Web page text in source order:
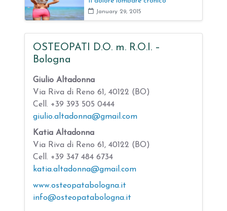
January 29, 2015
OSTEOPATI D.O. m. R.O.I. –
Bologna
Giulio Altadonna
Via Riva di Reno 61, 40122 (BO)
Cell. +39 393 505 0444
giulio.altadonna@gmail.com
Katia Altadonna
Via Riva di Reno 61, 40122 (BO)
Cell. +39 347 484 6734
katia.altadonna@gmail.com
www.osteopatabologna.it
info@osteopatabologna.it